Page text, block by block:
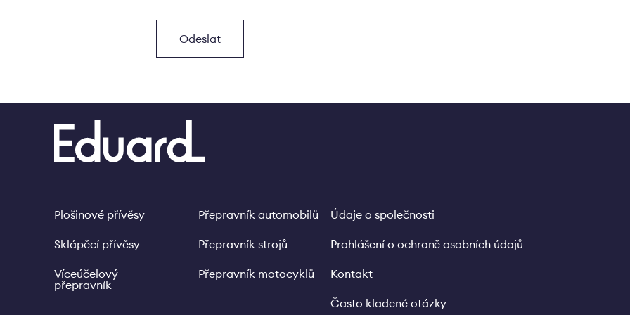
Footer
Plošinové přívěsy
Sklápěcí přívěsy
Víceúčelový
přepravník
Přepravník automobilů
Přepravník strojů
Přepravník motocyklů
Legal
Údaje o společnosti
Prohlášení o ochraně osobních údajů
Kontakt
Často kladené otázky